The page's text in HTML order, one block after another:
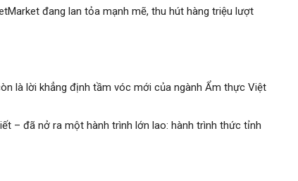
đang lan tỏa mạnh mẽ, thu hút hàng triệu lượt
là lời khẳng định tầm vóc mới của ngành Ẩm thực Việt
– đã nở ra một hành trình lớn lao: hành trình thức tỉnh